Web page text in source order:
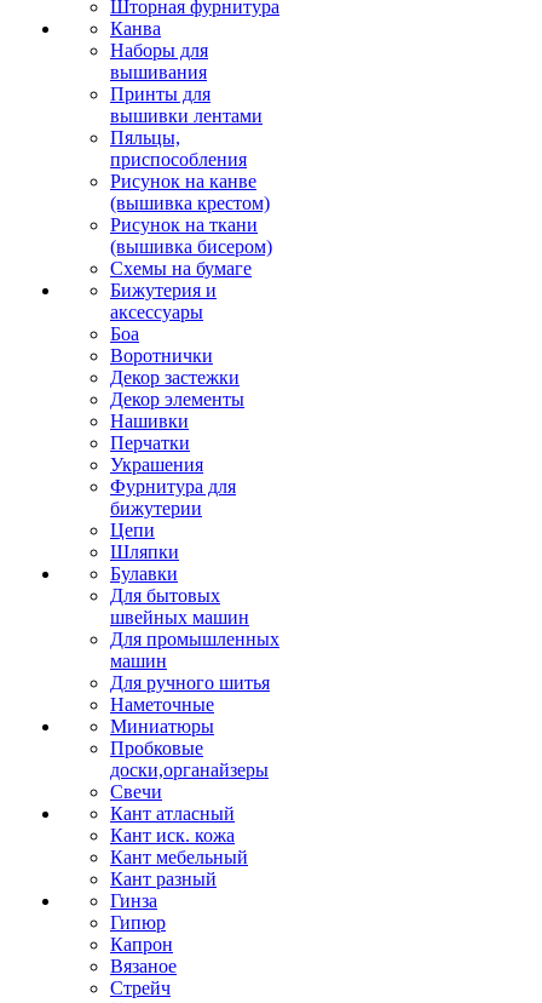
Шторная фурнитура
Канва
Наборы для
вышивания
Принты для
вышивки лентами
Пяльцы,
приспособления
Рисунок на канве
(вышивка крестом)
Рисунок на ткани
(вышивка бисером)
Схемы на бумаге
Бижутерия и
аксессуары
Боа
Воротнички
Декор застежки
Декор элементы
Нашивки
Перчатки
Украшения
Фурнитура для
бижутерии
Цепи
Шляпки
Булавки
Для бытовых
швейных машин
Для промышленных
машин
Для ручного шитья
Наметочные
Миниатюры
Пробковые
доски,органайзеры
Свечи
Кант атласный
Кант иск. кожа
Кант мебельный
Кант разный
Гинза
Гипюр
Капрон
Вязаное
Стрейч